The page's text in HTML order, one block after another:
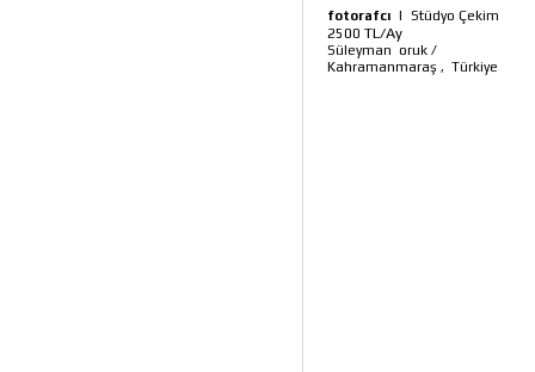
fotorafcı | Stüdyo Çekim
2500 TL/Ay
Süleyman oruk /
Kahramanmaraş , Türkiye